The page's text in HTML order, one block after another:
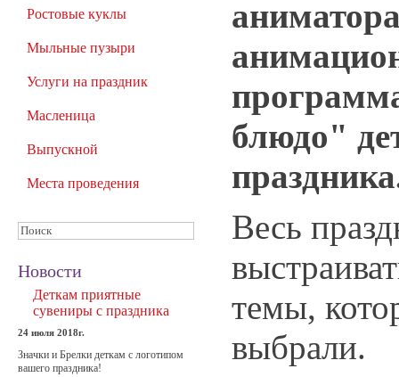
блюдо"
Весь
темы,
выбрали.
Ростовые куклы
Мыльные пузыри
Услуги на праздник
Масленица
Выпускной
Места проведения
Новости
Деткам приятные
сувениры с праздника
24 июля 2018г.
Значки и Брелки деткам с логотипом
вашего праздника!